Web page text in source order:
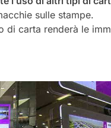
sulle stampe.
di carta renderà le